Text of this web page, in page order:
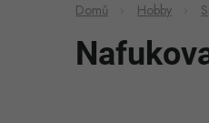
Domů Hobby